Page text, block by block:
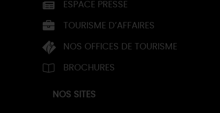
ESPACE PRESSE
TOURISME D’AFFAIRES
NOS OFFICES DE TOURISME
BROCHURES
NOS SITES